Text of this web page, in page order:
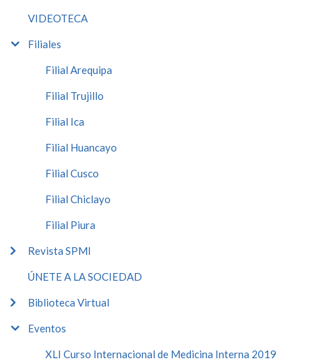
VIDEOTECA
Filiales
Filial Arequipa
Filial Trujillo
Filial Ica
Filial Huancayo
Filial Cusco
Filial Chiclayo
Filial Piura
Revista SPMI
ÚNETE A LA SOCIEDAD
Biblioteca Virtual
Eventos
XLI Curso Internacional de Medicina Interna 2019